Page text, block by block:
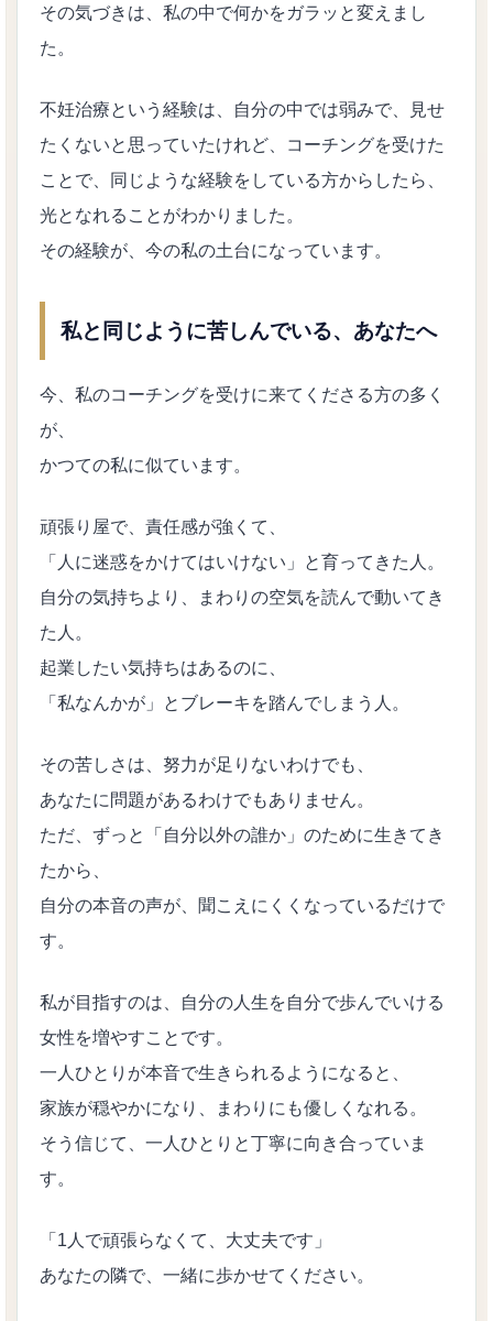
その気づきは、私の中で何かをガラッと変えまし
た。
不妊治療という経験は、自分の中では弱みで、見せ
たくないと思っていたけれど、コーチングを受けた
ことで、同じような経験をしている方からしたら、
光となれることがわかりました。
その経験が、今の私の土台になっています。
私と同じように苦しんでいる、あなたへ
今、私のコーチングを受けに来てくださる方の多く
が、
かつての私に似ています。
頑張り屋で、責任感が強くて、
「人に迷惑をかけてはいけない」と育ってきた人。
自分の気持ちより、まわりの空気を読んで動いてき
た人。
起業したい気持ちはあるのに、
「私なんかが」とブレーキを踏んでしまう人。
その苦しさは、努力が足りないわけでも、
あなたに問題があるわけでもありません。
ただ、ずっと「自分以外の誰か」のために生きてき
たから、
自分の本音の声が、聞こえにくくなっているだけで
す。
私が目指すのは、自分の人生を自分で歩んでいける
女性を増やすことです。
一人ひとりが本音で生きられるようになると、
家族が穏やかになり、まわりにも優しくなれる。
そう信じて、一人ひとりと丁寧に向き合っていま
す。
「1人で頑張らなくて、大丈夫です」
あなたの隣で、一緒に歩かせてください。